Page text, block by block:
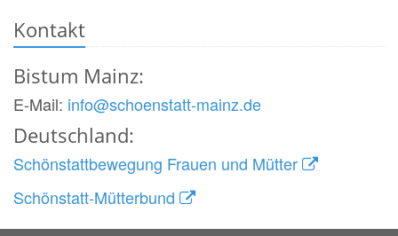
Kontakt
Bistum Mainz:
E-Mail: info@schoenstatt-mainz.de
Deutschland:
Schönstattbewegung Frauen und Mütter
Schönstatt-Mütterbund